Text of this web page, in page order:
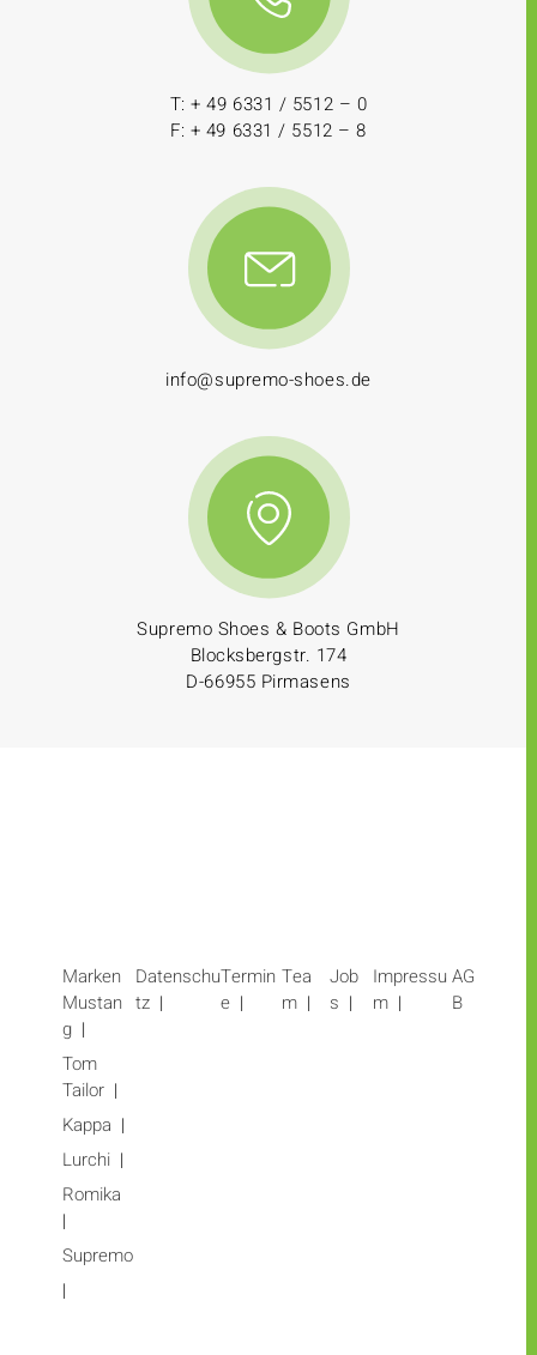
T: + 49 6331 / 5512 – 0
F: + 49 6331 / 5512 – 8
info@supremo-shoes.de
Supremo Shoes & Boots GmbH
Blocksbergstr. 174
D-66955 Pirmasens
Marken
Mustan
g
Tom
Tailor
Kappa
Lurchi
Romika
Supremo
Datenschu
tz
Termin
e
Tea
m
Job
s
Impressu
m
AG
B